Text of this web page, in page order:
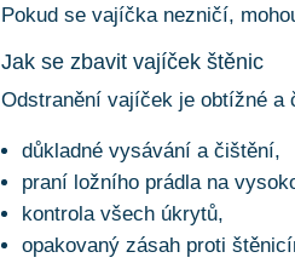
Pokud se vajíčka nezničí,
Jak se zbavit vajíček štěnic
Odstranění vajíček je obtížné a
důkladné vysávání a čištění,
praní ložního prádla na
kontrola všech úkrytů,
opakovaný zásah proti